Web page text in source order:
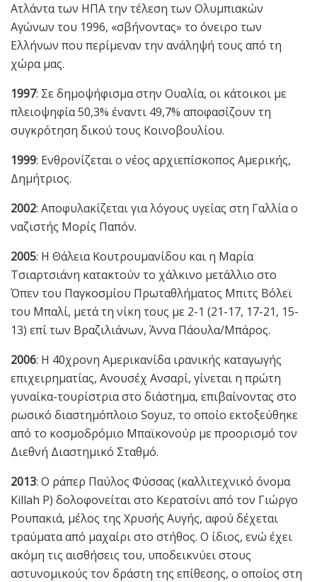
Ατλάντα των ΗΠΑ την τέλεση των Ολυμπιακών
Αγώνων του 1996, «σβήνοντας» το όνειρο των
Ελλήνων που περίμεναν την ανάληψή τους από τη
χώρα μας.
1997: Σε δημοψήφισμα στην Ουαλία, οι κάτοικοι με
πλειοψηφία 50,3% έναντι 49,7% αποφασίζουν τη
συγκρότηση δικού τους Κοινοβουλίου.
1999: Ενθρονίζεται ο νέος αρχιεπίσκοπος Αμερικής,
Δημήτριος.
2002: Αποφυλακίζεται για λόγους υγείας στη Γαλλία ο
ναζιστής Μορίς Παπόν.
2005: Η Θάλεια Κουτρουμανίδου και η Μαρία
Τσιαρτσιάνη κατακτούν το χάλκινο μετάλλιο στο
Όπεν του Παγκοσμίου Πρωταθλήματος Μπιτς Βόλεϊ
του Μπαλί, μετά τη νίκη τους με 2-1 (21-17, 17-21, 15-
13) επί των Βραζιλιάνων, Άννα Πάουλα/Μπάρος.
2006: Η 40χρονη Αμερικανίδα ιρανικής καταγωγής
επιχειρηματίας, Ανουσέχ Ανσαρί, γίνεται η πρώτη
γυναίκα-τουρίστρια στο διάστημα, επιβαίνοντας στο
ρωσικό διαστημόπλοιο Soyuz, το οποίο εκτοξεύθηκε
από το κοσμοδρόμιο Μπαϊκονούρ με προορισμό τον
Διεθνή Διαστημικό Σταθμό.
2013: Ο ράπερ Παύλος Φύσσας (καλλιτεχνικό όνομα
Killah P) δολοφονείται στο Κερατσίνι από τον Γιώργο
Ρουπακιά, μέλος της Χρυσής Αυγής, αφού δέχεται
τραύματα από μαχαίρι στο στήθος. Ο ίδιος, ενώ έχει
ακόμη τις αισθήσεις του, υποδεικνύει στους
αστυνομικούς τον δράστη της επίθεσης, ο οποίος στη